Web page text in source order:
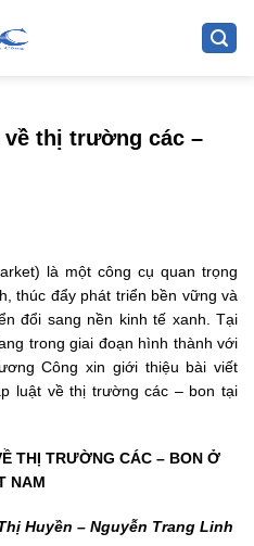
về thị trường các –
là một công cụ quan trọng
thúc đẩy phát triển bền vững và
đổi sang nền kinh tế xanh. Tại
trong giai đoạn hình thành với
Công xin giới thiệu bài viết
luật về thị trường các – bon tại
THỊ TRƯỜNG CÁC – BON Ở
NAM
Huyền – Nguyễn Trang Linh